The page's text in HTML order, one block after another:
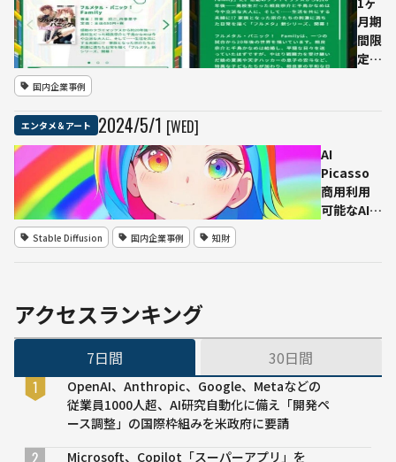
出
AIマ
ンガ
館な
どか
ら
月期
間限
定！
「AI
書店
員
なた
った
国内企業事例
エンタメ＆アート 2024/5/1 [WED]
AI
Picasso
商用利用
可能なAIア
尊重するAI
加学習に
画像用い
Stable Diffusion 国内企業事例 知財
アクセスランキング
7日間 30日間
OpenAI、Anthropic、Google、Metaなどの
従業員1000人超、AI研究自動化に備え「開発ペ
ース調整」の国際枠組みを米政府に要請
Microsoft、Copilot「スーパーアプリ」を